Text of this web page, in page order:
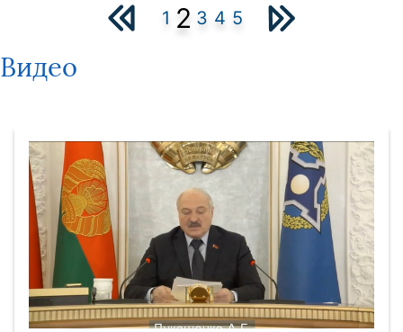
1 2 3 4 5
Видео